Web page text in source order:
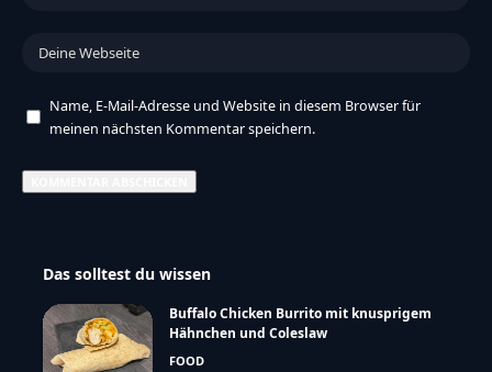
Name, E-Mail-Adresse und Website in diesem Browser für
meinen nächsten Kommentar speichern.
Das solltest du wissen
Buffalo Chicken Burrito mit knusprigem
Hähnchen und Coleslaw
FOOD